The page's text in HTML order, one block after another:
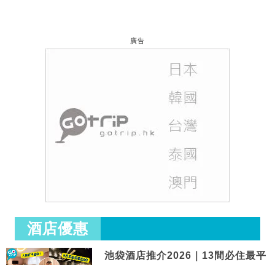
廣告
酒店優惠
池袋酒店推介2026｜13間必住最平